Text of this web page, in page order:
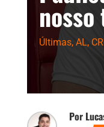
Últimas, AL,
Por